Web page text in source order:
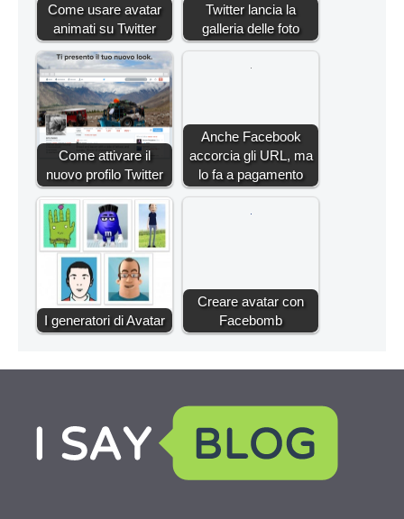
Come usare avatar
animati su Twitter
Twitter lancia la
galleria delle foto
Come attivare il
nuovo profilo Twitter
Anche Facebook
accorcia gli URL, ma
lo fa a pagamento
I generatori di Avatar
Creare avatar con
Facebomb